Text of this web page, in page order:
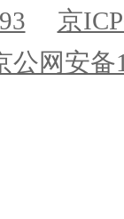
京
公网安备